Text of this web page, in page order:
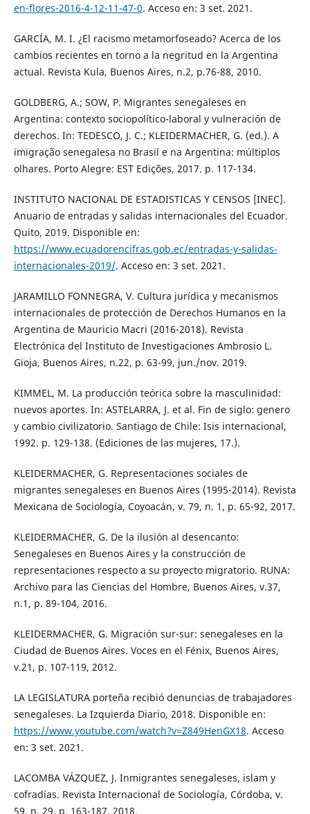
en-flores-2016-4-12-11-47-0. Acceso en: 3 set. 2021.
GARCÍA, M. I. ¿El racismo metamorfoseado? Acerca de los
cambios recientes en torno a la negritud en la Argentina
actual. Revista Kula, Buenos Aires, n.2, p.76-88, 2010.
GOLDBERG, A.; SOW, P. Migrantes senegaleses en
Argentina: contexto sociopolítico-laboral y vulneración de
derechos. In: TEDESCO, J. C.; KLEIDERMACHER, G. (ed.). A
imigração senegalesa no Brasil e na Argentina: múltiplos
olhares. Porto Alegre: EST Edições, 2017. p. 117-134.
INSTITUTO NACIONAL DE ESTADISTICAS Y CENSOS [INEC].
Anuario de entradas y salidas internacionales del Ecuador.
Quito, 2019. Disponible en:
https://www.ecuadorencifras.gob.ec/entradas-y-salidas-
internacionales-2019/. Acceso en: 3 set. 2021.
JARAMILLO FONNEGRA, V. Cultura jurídica y mecanismos
internacionales de protección de Derechos Humanos en la
Argentina de Mauricio Macri (2016-2018). Revista
Electrónica del Instituto de Investigaciones Ambrosio L.
Gioja, Buenos Aires, n.22, p. 63-99, jun./nov. 2019.
KIMMEL, M. La producción teórica sobre la masculinidad:
nuevos aportes. In: ASTELARRA, J. et al. Fin de siglo: genero
y cambio civilizatorio. Santiago de Chile: Isis internacional,
1992. p. 129-138. (Ediciones de las mujeres, 17.).
KLEIDERMACHER, G. Representaciones sociales de
migrantes senegaleses en Buenos Aires (1995-2014). Revista
Mexicana de Sociología, Coyoacán, v. 79, n. 1, p. 65-92, 2017.
KLEIDERMACHER, G. De la ilusión al desencanto:
Senegaleses en Buenos Aires y la construcción de
representaciones respecto a su proyecto migratorio. RUNA:
Archivo para las Ciencias del Hombre, Buenos Aires, v.37,
n.1, p. 89-104, 2016.
KLEIDERMACHER, G. Migración sur-sur: senegaleses en la
Ciudad de Buenos Aires. Voces en el Fénix, Buenos Aires,
v.21, p. 107-119, 2012.
LA LEGISLATURA porteña recibió denuncias de trabajadores
senegaleses. La Izquierda Diario, 2018. Disponible en:
https://www.youtube.com/watch?v=Z849HenGX18. Acceso
en: 3 set. 2021.
LACOMBA VÁZQUEZ, J. Inmigrantes senegaleses, islam y
cofradías. Revista Internacional de Sociología, Córdoba, v.
59, n. 29, p. 163-187, 2018.